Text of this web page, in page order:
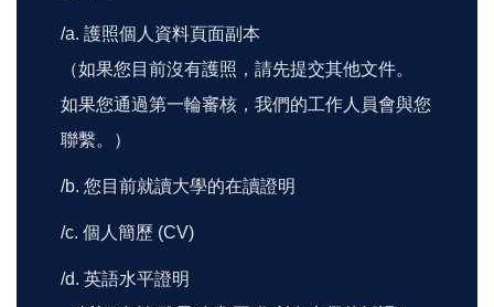
/a. 護照個人資料頁面副本
（如果您目前沒有護照，請先提交其他文件。
如果您通過第一輪審核，我們的工作人員會與您
聯繫。）
/b. 您目前就讀大學的在讀證明
/c. 個人簡歷 (CV)
/d. 英語水平證明